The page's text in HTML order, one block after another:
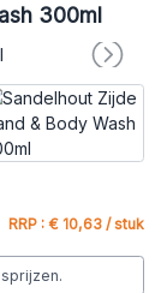
300ml
RRP : € 10,63 / stuk